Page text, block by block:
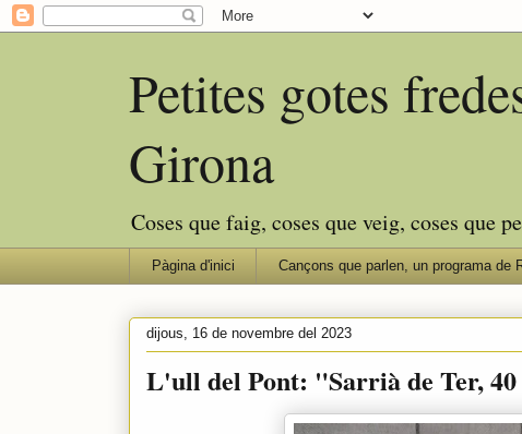
Petites gotes
Girona
Coses que faig, coses que veig, coses que
Pàgina d'inici Cançons que parlen, un programa de
dijous, 16 de novembre del 2023
L'ull del Pont: "Sarrià de Ter,